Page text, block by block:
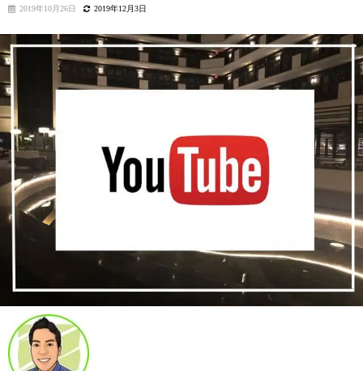
2019年10月26日 2019年12月3日